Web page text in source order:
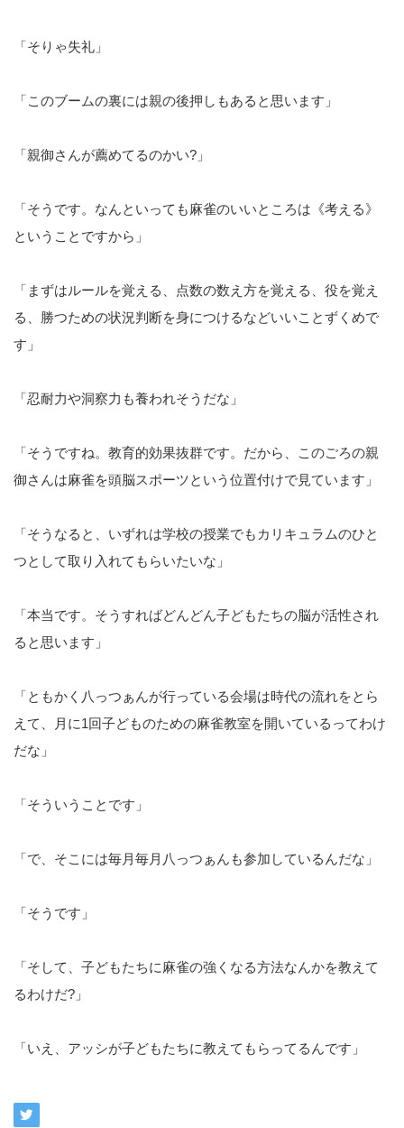
「そりゃ失礼」
「このブームの裏には親の後押しもあると思います」
「親御さんが薦めてるのかい?」
「そうです。なんといっても麻雀のいいところは《考える》
ということですから」
「まずはルールを覚える、点数の数え方を覚える、役を覚え
る、勝つための状況判断を身につけるなどいいことずくめで
す」
「忍耐力や洞察力も養われそうだな」
「そうですね。教育的効果抜群です。だから、このごろの親
御さんは麻雀を頭脳スポーツという位置付けで見ています」
「そうなると、いずれは学校の授業でもカリキュラムのひと
つとして取り入れてもらいたいな」
「本当です。そうすればどんどん子どもたちの脳が活性され
ると思います」
「ともかく八っつぁんが行っている会場は時代の流れをとら
えて、月に1回子どものための麻雀教室を開いているってわけ
だな」
「そういうことです」
「で、そこには毎月毎月八っつぁんも参加しているんだな」
「そうです」
「そして、子どもたちに麻雀の強くなる方法なんかを教えて
るわけだ?」
「いえ、アッシが子どもたちに教えてもらってるんです」